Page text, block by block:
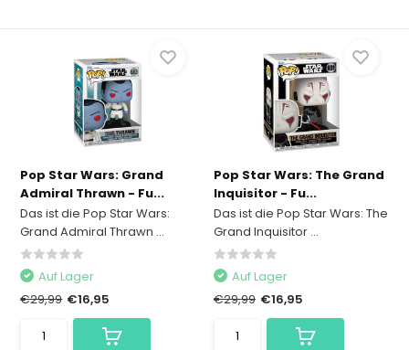
Pop Star Wars: Grand
Admiral Thrawn - Fu...
Das ist die Pop Star Wars:
Grand Admiral Thrawn ...
Auf Lager
€29,99 €16,95
Pop Star Wars: The Grand
Inquisitor - Fu...
Das ist die Pop Star Wars: The
Grand Inquisitor ...
Auf Lager
€29,99 €16,95